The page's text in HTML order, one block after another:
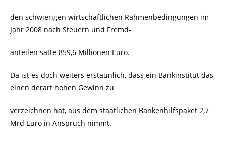
den schwierigen wirtschaftlichen Rahmenbedingungen im
Jahr 2008 nach Steuern und Fremd-
anteilen satte 859,6 Millionen Euro.
Da ist es doch weiters erstaunlich, dass ein Bankinstitut das
einen derart hohen Gewinn zu
verzeichnen hat, aus dem staatlichen Bankenhilfspaket 2,7
Mrd Euro in Anspruch nimmt.